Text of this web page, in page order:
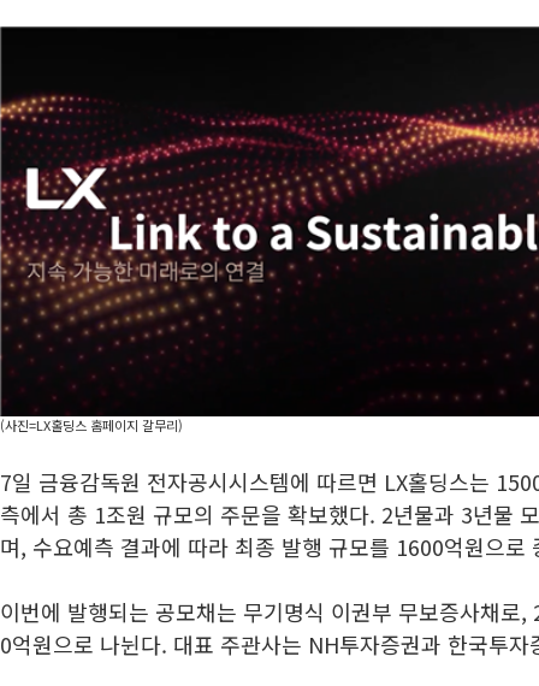
(사진=LX홀딩스 홈페이지 갈무리)
7일 금융감독원 전자공시시스템에 따르면 LX홀딩스는
측에서 총 1조원 규모의 주문을 확보했다. 2년물과 3년물
며, 수요예측 결과에 따라 최종 발행 규모를 1600억원으로
이번에 발행되는 공모채는 무기명식 이권부 무보증사채로
0억원으로 나뉜다. 대표 주관사는 NH투자증권과 한국투